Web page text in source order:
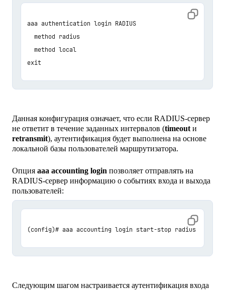
aaa authentication login RADIUS
method radius
method local
exit
Данная конфигурация означает, что если RADIUS-сервер
не ответит в течение заданных интервалов (timeout и
retransmit), аутентификация будет выполнена на основе
локальной базы пользователей маршрутизатора.
Опция aaa accounting login позволяет отправлять на
RADIUS-сервер информацию о событиях входа и выхода
пользователей:
(config)# aaa accounting login start-stop radius
Следующим шагом настраивается аутентификация входа